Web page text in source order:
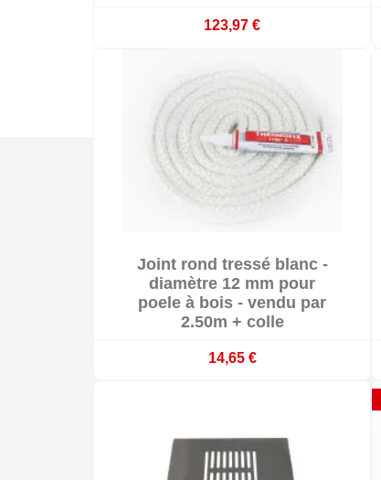
123,97 €
 En stock
Joint rond tressé blanc -
diamètre 12 mm pour
poele à bois - vendu par
2.50m + colle
14,65 €